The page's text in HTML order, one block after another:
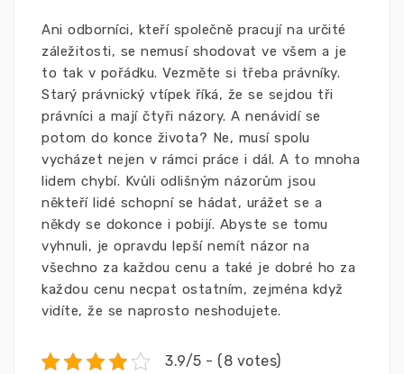
Ani odborníci, kteří společně pracují na určité
záležitosti, se nemusí shodovat ve všem a je
to tak v pořádku. Vezměte si třeba právníky.
Starý právnický vtípek říká, že se sejdou tři
právníci a mají čtyři názory. A nenávidí se
potom do konce života? Ne, musí spolu
vycházet nejen v rámci práce i dál. A to mnoha
lidem chybí. Kvůli odlišným názorům jsou
někteří lidé schopní se hádat, urážet se a
někdy se dokonce i pobijí. Abyste se tomu
vyhnuli, je opravdu lepší nemít názor na
všechno za každou cenu a také je dobré ho za
každou cenu necpat ostatním, zejména když
vidíte, že se naprosto neshodujete.
3.9/5 - (8 votes)